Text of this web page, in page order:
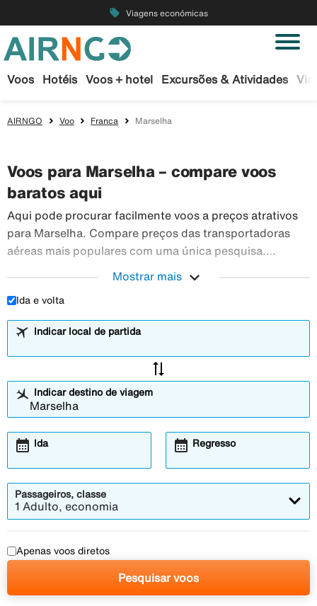
local_offer Viagens económicas
Voos Hotéis Voos + hotel Excursões & Atividades
AIRNGO Voo Franca Marselha
Voos para Marselha – compare voos
baratos aqui
Aqui pode procurar facilmente voos a preços atrativos
para Marselha. Compare preços das transportadoras
aéreas mais populares com uma única pesquisa.
mundo.Aqui pode procurar facilmente voos a preços
Mostrar mais expand_more
Ida e volta
Indicar local de partida
sync_alt
Indicar destino de viagem
Ida
calendar_month Regresso
calendar_month
Passageiros, classe
1 Adulto, economia
Apenas voos diretos
Pesquisar voos